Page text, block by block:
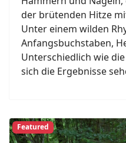
der brütenden Hitze
Unter einem wilden
Anfangsbuchstaben,
Unterschiedlich wie
sich die Ergebnisse
Featured